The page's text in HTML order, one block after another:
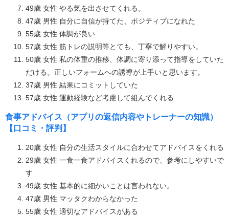
49歳 女性 やる気を出させてくれる。
47歳 男性 自分に自信が持てた、ポジティブになれた
55歳 女性 体調が良い
57歳 女性 筋トレの説明等とても、丁寧で解りやすい。
50歳 女性 私の体重の推移、体調に寄り添って指導をしていた
だける。正しいフォームへの誘導が上手いと思います。
37歳 男性 結果にコミットしていた
57歳 女性 運動経験など考慮して組んでくれる
食事アドバイス（アプリの返信内容やトレーナーの知識）
【口コミ・評判】
20歳 女性 自分の生活スタイルに合わせてアドバイスをくれる
29歳 女性 一食一食アドバイスくれるので、参考にしやすいで
す
49歳 女性 基本的に細かいことは言われない。
47歳 男性 マッタクわからなかった
55歳 女性 適切なアドバイスがある